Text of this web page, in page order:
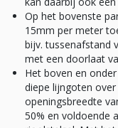
Op het bovenste
15mm per meter
bijv. tussenafstand
met een doorlaat
Het boven en
diepe lijngoten
openingsbreedte
50% en voldoende